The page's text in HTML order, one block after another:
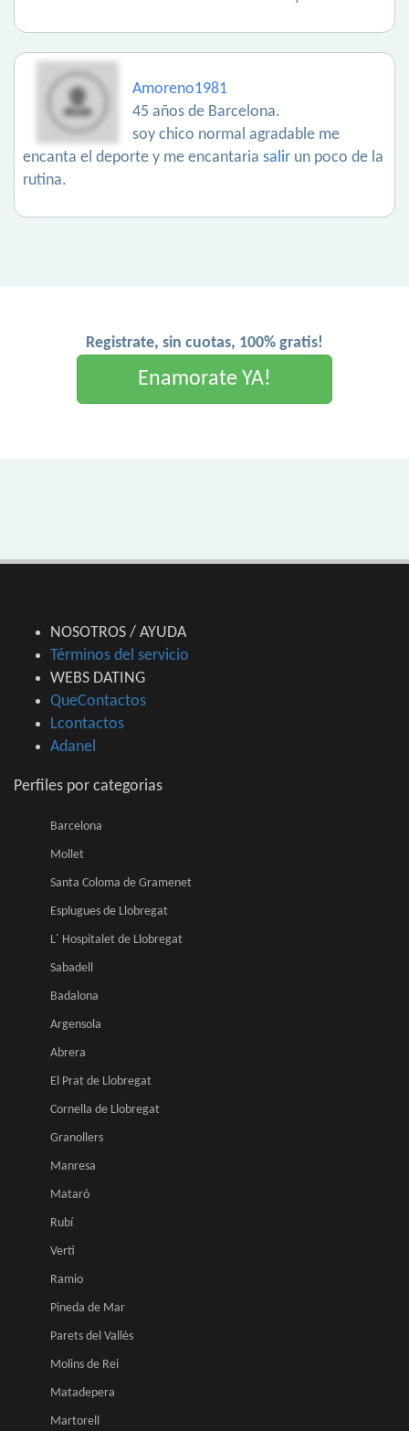
Amoreno1981
45 años de Barcelona.
soy chico normal agradable me
encanta el deporte y me encantaria salir un poco de la
rutina.
Registrate, sin cuotas, 100% gratis!
Enamorate YA!
NOSOTROS / AYUDA
Términos del servicio
WEBS DATING
QueContactos
Lcontactos
Adanel
Perfiles por categorias
Barcelona
Mollet
Santa Coloma de Gramenet
Esplugues de Llobregat
L´ Hospitalet de Llobregat
Sabadell
Badalona
Argensola
Abrera
El Prat de Llobregat
Cornella de Llobregat
Granollers
Manresa
Mataró
Rubí
Verti
Ramio
Pineda de Mar
Parets del Vallès
Molins de Rei
Matadepera
Martorell